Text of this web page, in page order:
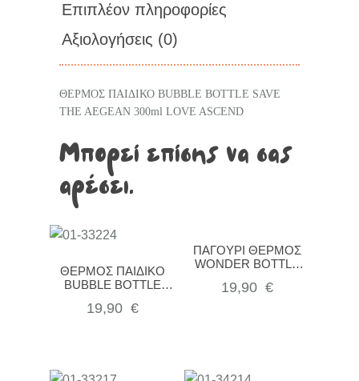
Επιπλέον πληροφορίες
Αξιολογήσεις (0)
ΘΕΡΜΟΣ ΠΑΙΔΙΚΟ BUBBLE BOTTLE SAVE
THE AEGEAN 300ml LOVE ASCEND
Μπορεί επίσης να σας
αρέσει…
ΘΕΡΜΟΣ ΠΑΙΔΙΚΟ
BUBBLE BOTTLE
300ml JUNGLE KICK
19,90 €
ΠΑΓΟΥΡΙ ΘΕΡΜΟΣ
WONDER BOTTLE
350ml WHIMSY
19,90 €